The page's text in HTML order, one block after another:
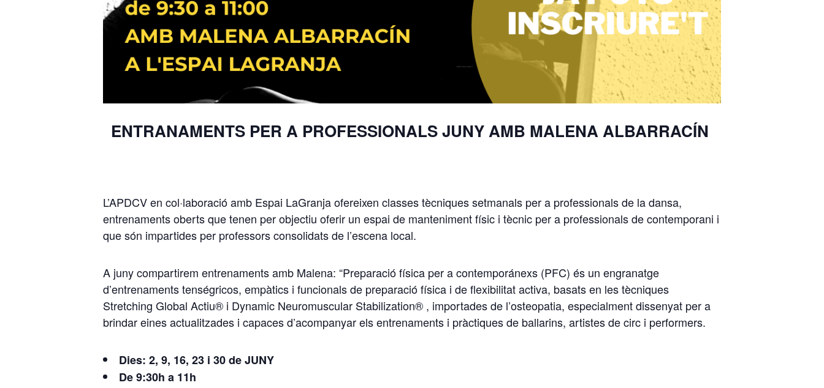
ENTRANAMENTS PER A PROFESSIONALS JUNY AMB MALENA ALBARRACÍN
L’APDCV en col·laboració amb Espai LaGranja ofereixen classes tècniques setmanals per a professionals de la dansa,
entrenaments oberts que tenen per objectiu oferir un espai de manteniment físic i tècnic per a professionals de contemporani i
que són impartides per professors consolidats de l’escena local.
A juny compartirem entrenaments amb Malena: “Preparació física per a contemporánexs (PFC) és un engranatge
d’entrenaments tenségricos, empàtics i funcionals de preparació física i de flexibilitat activa, basats en les tècniques
Stretching Global Actiu® i Dynamic Neuromuscular Stabilization® , importades de l’osteopatia, especialment dissenyat per a
brindar eines actualitzades i capaces d’acompanyar els entrenaments i pràctiques de ballarins, artistes de circ i performers.
Dies: 2, 9, 16, 23 i 30 de JUNY
De 9:30h a 11h